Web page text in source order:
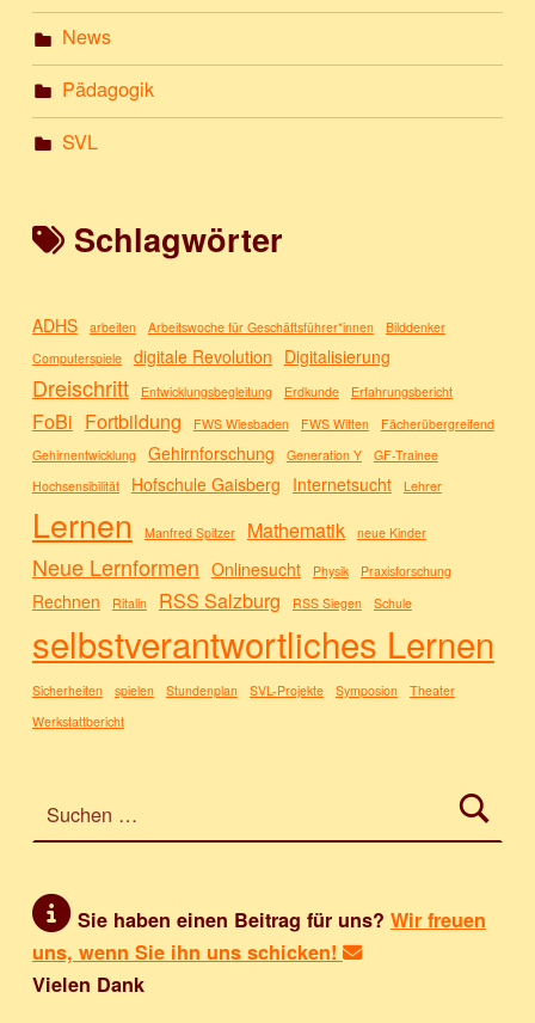
News
Pädagogik
SVL
Schlagwörter
ADHS arbeiten Arbeitswoche für Geschäftsführer*innen
Bilddenker
Computerspiele
digitale Revolution Digitalisierung
Dreischritt Entwicklungsbegleitung Erdkunde Erfahrungsbericht
FoBi Fortbildung FWS Wiesbaden FWS Witten
Fächerübergreifend
Gehirnentwicklung
Gehirnforschung Generation Y
GF-Trainee
Hochsensibilität
Hofschule Gaisberg Internetsucht Lehrer
Lernen Manfred Spitzer Mathematik neue Kinder
Neue Lernformen Onlinesucht Physik Praxisforschung
Rechnen Ritalin RSS Salzburg RSS Siegen Schule
selbstverantwortliches Lernen
Sicherheiten spielen Stundenplan SVL-Projekte Symposion
Theater
Werkstattbericht
Sie haben einen Beitrag für uns? Wir freuen
uns, wenn Sie ihn uns schicken!
Vielen Dank